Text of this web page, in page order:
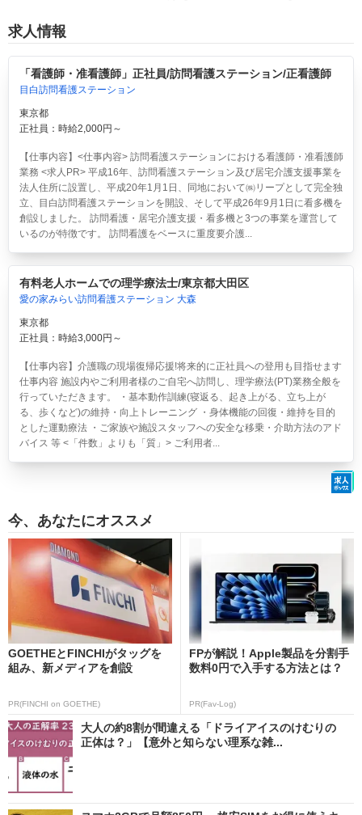
求人情報
「看護師・准看護師」正社員/訪問看護ステーション/正看護師
目白訪問看護ステーション
東京都
正社員：時給2,000円～
【仕事内容】<仕事内容> 訪問看護ステーションにおける看護師・准看護師
業務 <求人PR> 平成16年、訪問看護ステーション及び居宅介護支援事業を
法人住所に設置し、平成20年1月1日、同地において㈱リープとして完全独
立、目白訪問看護ステーションを開設、そして平成26年9月1日に看多機を
創設しました。 訪問看護・居宅介護支援・看多機と3つの事業を運営して
いるのが特徴です。 訪問看護をベースに重度要介護...
有料老人ホームでの理学療法士/東京都大田区
愛の家みらい訪問看護ステーション 大森
東京都
正社員：時給3,000円～
【仕事内容】介護職の現場復帰応援!将来的に正社員への登用も目指せます
仕事内容 施設内やご利用者様のご自宅へ訪問し、理学療法(PT)業務全般を
行っていただきます。 ・基本動作訓練(寝返る、起き上がる、立ち上が
る、歩くなど)の維持・向上トレーニング ・身体機能の回復・維持を目的
とした運動療法 ・ご家族や施設スタッフへの安全な移乗・介助方法のアド
バイス 等 <「件数」よりも「質」> ご利用者...
今、あなたにオススメ
GOETHEとFINCHIがタッグを
組み、新メディアを創設
PR(FINCHI on GOETHE)
FPが解説！Apple製品を分割手
数料0円で入手する方法とは？
PR(Fav-Log)
大人の約8割が間違える「ドライアイスのけむりの
正体は？」【意外と知らない理系な雑...